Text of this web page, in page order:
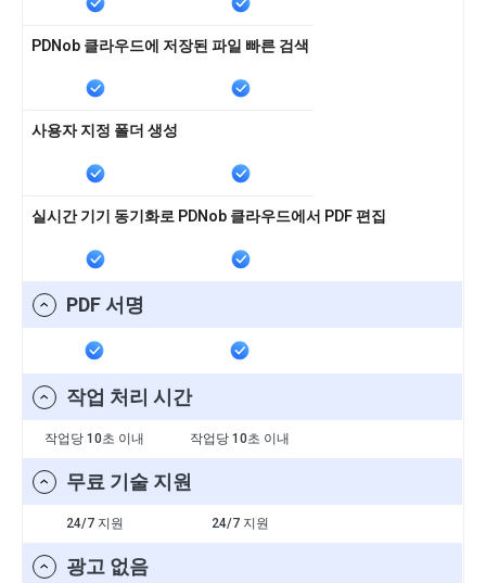
PDNob 클라우드에 저장된 파일 빠른 검색
사용자 지정 폴더 생성
실시간 기기 동기화로 PDNob 클라우드에서 PDF 편집
PDF 서명
작업 처리 시간
작업당 10초 이내 작업당 10초 이내
무료 기술 지원
24/7 지원 24/7 지원
광고 없음